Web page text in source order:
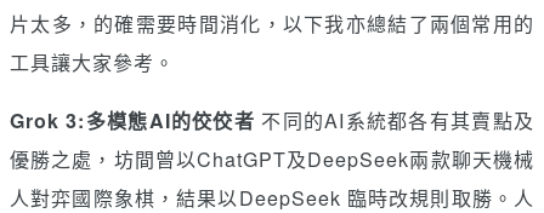
片太多，的確需要時間消化，以下我亦總結了兩個常用的
工具讓大家參考。
Grok 3:多模態AI的佼佼者 不同的AI系統都各有其賣點及
優勝之處，坊間曾以ChatGPT及DeepSeek兩款聊天機械
人對弈國際象棋，結果以DeepSeek 臨時改規則取勝。人